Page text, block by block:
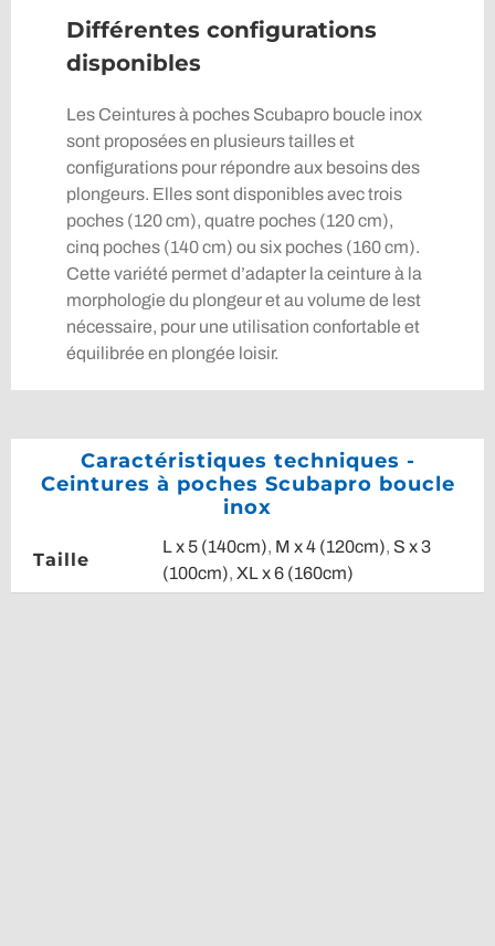
Différentes configurations
disponibles
Les Ceintures à poches Scubapro boucle inox
sont proposées en plusieurs tailles et
configurations pour répondre aux besoins des
plongeurs. Elles sont disponibles avec trois
poches (120 cm), quatre poches (120 cm),
cinq poches (140 cm) ou six poches (160 cm).
Cette variété permet d’adapter la ceinture à la
morphologie du plongeur et au volume de lest
nécessaire, pour une utilisation confortable et
équilibrée en plongée loisir.
Caractéristiques techniques -
Ceintures à poches Scubapro boucle
inox
Taille
L x 5 (140cm), M x 4 (120cm), S x 3
(100cm), XL x 6 (160cm)